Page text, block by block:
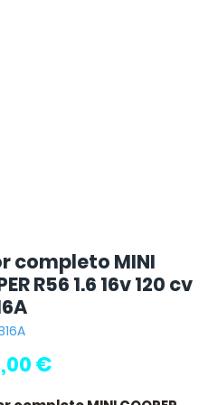
completo MINI
R56 1.6 16v 120 cv
€